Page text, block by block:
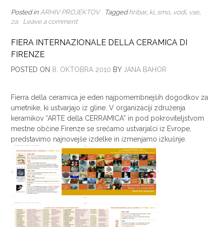
Posted in ARHIV PROJEKTOV Taggedhribar, ki, smo, vodi, vse,
za
Leave a comment
FIERA INTERNAZIONALE DELLA CERAMICA DI
FIRENZE
POSTED ON 8. OKTOBRA 2010 BY JANA BAHOR
Fierra della ceramica je eden najpomembnejših dogodkov za
umetnike, ki ustvarjajo iz gline. V organizaciji združenja
keramikov “ARTE della CERRAMICA” in pod pokroviteljstvom
mestne občine Firenze se srečamo ustvarjalci iz Evrope,
predstavimo najnovejše izdelke in izmenjamo izkušnje.